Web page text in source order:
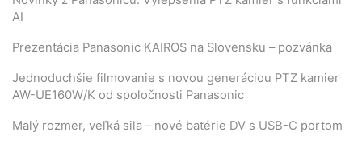
AI
Prezentácia Panasonic KAIROS na Slovensku – pozvánka
Jednoduchšie filmovanie s novou generáciou PTZ kamier
AW-UE160W/K od spoločnosti Panasonic
Malý rozmer, veľká sila – nové batérie DV s USB-C portom